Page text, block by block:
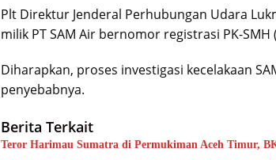
Plt Direktur Jenderal Perhubungan Udara
milik PT SAM Air bernomor registrasi PK-
Diharapkan, proses investigasi kecelakaan
penyebabnya.
Berita Terkait
Teror Harimau Sumatra di Permukiman Aceh Timur,